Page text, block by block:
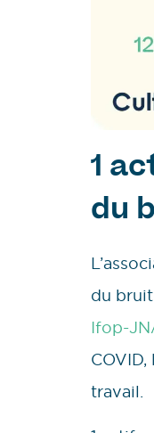
1
du
du
Ifop-
travail.